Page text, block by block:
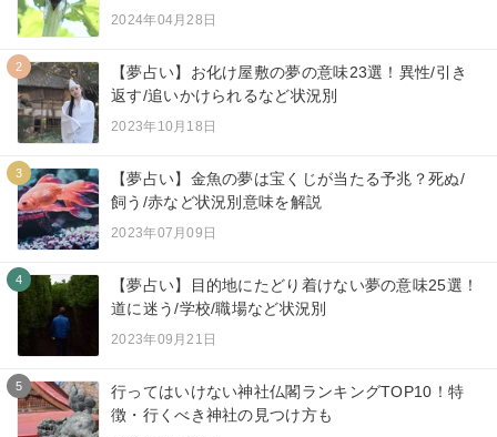
2024年04月28日
2
【夢占い】お化け屋敷の夢の意味23選！異性/引き
返す/追いかけられるなど状況別
2023年10月18日
3
【夢占い】金魚の夢は宝くじが当たる予兆？死ぬ/
飼う/赤など状況別意味を解説
2023年07月09日
4
【夢占い】目的地にたどり着けない夢の意味25選！
道に迷う/学校/職場など状況別
2023年09月21日
5
行ってはいけない神社仏閣ランキングTOP10！特
徴・行くべき神社の見つけ方も